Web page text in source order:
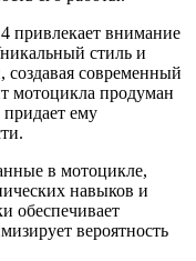
привлекает внимание
стиль и
создавая современный
мотоцикла продуман
ему
в мотоцикле,
навыков и
обеспечивает
вероятность